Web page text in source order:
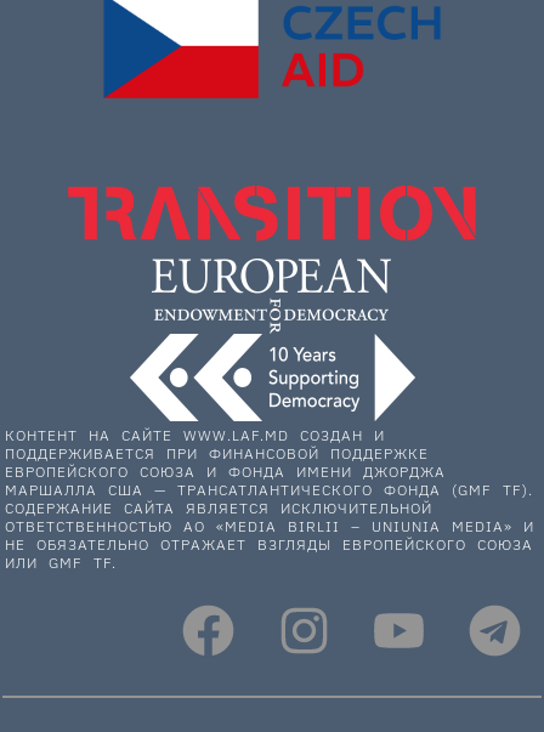
КОНТЕНТ НА САЙТЕ WWW.LAF.MD СОЗДАН И
ПОДДЕРЖИВАЕТСЯ ПРИ ФИНАНСОВОЙ ПОДДЕРЖКЕ
ЕВРОПЕЙСКОГО СОЮЗА И ФОНДА ИМЕНИ ДЖОРДЖА
МАРШАЛЛА США — ТРАНСАТЛАНТИЧЕСКОГО ФОНДА (GMF TF).
СОДЕРЖАНИЕ САЙТА ЯВЛЯЕТСЯ ИСКЛЮЧИТЕЛЬНОЙ
ОТВЕТСТВЕННОСТЬЮ АО «MEDIA BIRLII – UNIUNIA MEDIA» И
НЕ ОБЯЗАТЕЛЬНО ОТРАЖАЕТ ВЗГЛЯДЫ ЕВРОПЕЙСКОГО СОЮЗА
ИЛИ GMF TF.